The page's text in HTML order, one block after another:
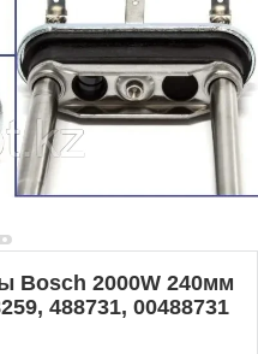
Bosch 2000W 240мм
488731, 00488731